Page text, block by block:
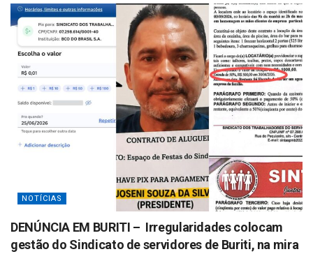
NOTÍCIAS
DENÚNCIA EM BURITI – Irregularidades colocam
gestão do Sindicato de servidores de Buriti, na mira